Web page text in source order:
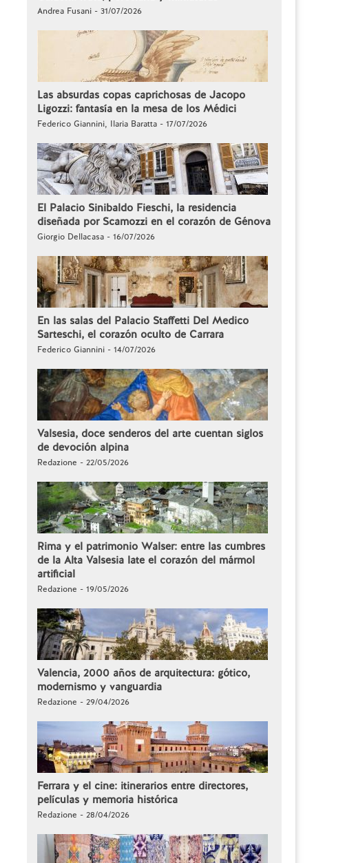
Andrea Fusani - 31/07/2026
Las absurdas copas caprichosas de Jacopo
Ligozzi: fantasía en la mesa de los Médici
Federico Giannini, Ilaria Baratta - 17/07/2026
El Palacio Sinibaldo Fieschi, la residencia
diseñada por Scamozzi en el corazón de Génova
Giorgio Dellacasa - 16/07/2026
En las salas del Palacio Staffetti Del Medico
Sarteschi, el corazón oculto de Carrara
Federico Giannini - 14/07/2026
Valsesia, doce senderos del arte cuentan siglos
de devoción alpina
Redazione - 22/05/2026
Rima y el patrimonio Walser: entre las cumbres
de la Alta Valsesia late el corazón del mármol
artificial
Redazione - 19/05/2026
Valencia, 2000 años de arquitectura: gótico,
modernismo y vanguardia
Redazione - 29/04/2026
Ferrara y el cine: itinerarios entre directores,
películas y memoria histórica
Redazione - 28/04/2026